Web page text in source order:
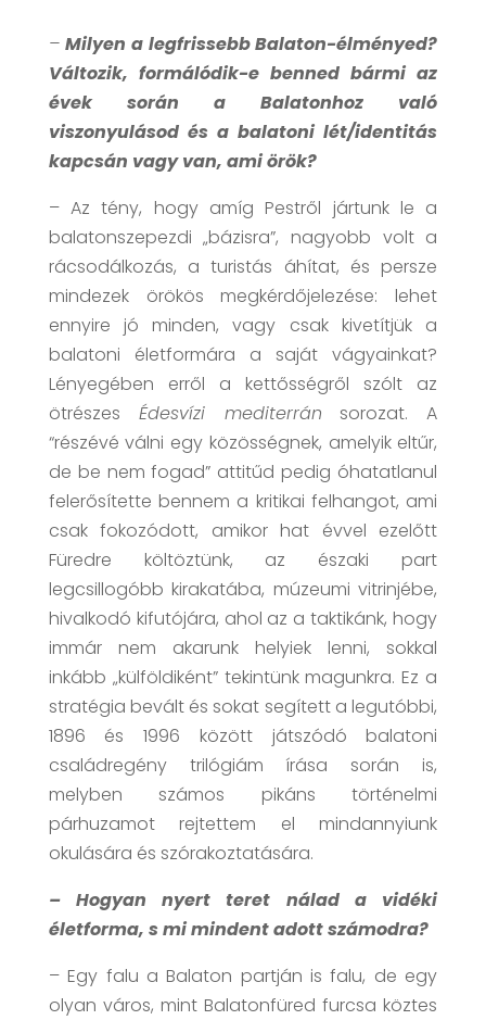
–Milyen a legfrissebb Balaton-élményed?
Változik, formálódik-e benned bármi az
évek során a Balatonhoz való
viszonyulásod és a balatoni lét/identitás
kapcsán vagy van, ami örök?
– Az tény, hogy amíg Pestről jártunk le a
balatonszepezdi „bázisra”, nagyobb volt a
rácsodálkozás, a turistás áhítat, és persze
mindezek örökös megkérdőjelezése: lehet
ennyire jó minden, vagy csak kivetítjük a
balatoni életformára a saját vágyainkat?
Lényegében erről a kettősségről szólt az
ötrészes Édesvízi mediterrán sorozat. A
“részévé válni egy közösségnek, amelyik eltűr,
de be nem fogad” attitűd pedig óhatatlanul
felerősítette bennem a kritikai felhangot, ami
csak fokozódott, amikor hat évvel ezelőtt
Füredre költöztünk, az északi part
legcsillogóbb kirakatába, múzeumi vitrinjébe,
hivalkodó kifutójára, ahol az a taktikánk, hogy
immár nem akarunk helyiek lenni, sokkal
inkább „külföldiként” tekintünk magunkra. Ez a
stratégia bevált és sokat segített a legutóbbi,
1896 és 1996 között játszódó balatoni
családregény trilógiám írása során is,
melyben számos pikáns történelmi
párhuzamot rejtettem el mindannyiunk
okulására és szórakoztatására.
– Hogyan nyert teret nálad a vidéki
életforma, s mi mindent adott számodra?
– Egy falu a Balaton partján is falu, de egy
olyan város, mint Balatonfüred furcsa köztes